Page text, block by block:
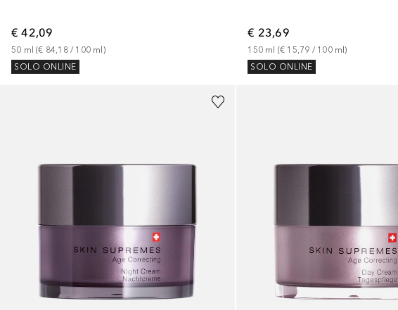
€ 42,09
50 ml (€ 84,18 / 100 ml)
SOLO ONLINE
€ 23,69
150 ml (€ 15,79 / 100 ml)
SOLO ONLINE